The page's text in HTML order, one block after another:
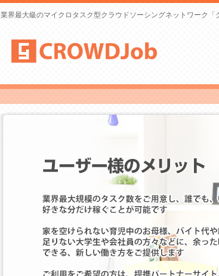
業界最大級のマイクロタスク型クラウドソーシングネットワーク「